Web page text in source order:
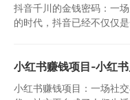
抖音千川的金钱密码：一
的时代，抖音已经不仅仅
小红书赚钱项目-小红
小红书赚钱项目：一场社